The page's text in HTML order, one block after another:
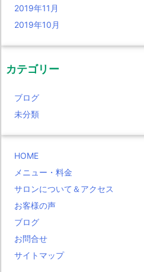
2019年11月
2019年10月
カテゴリー
ブログ
未分類
HOME
メニュー・料金
サロンについて＆アクセス
お客様の声
ブログ
お問合せ
サイトマップ